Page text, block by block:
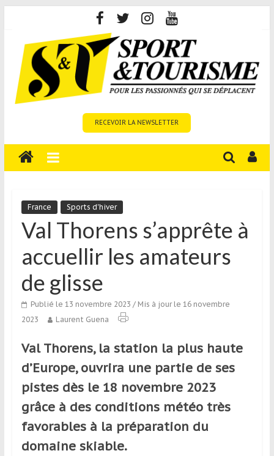
content
Tourisme
est
média
sur
tourisme
sportif
qui
s’adresse
aux
voyageurs
réguliers,
pratiquants,
passionnés
ou
simples
spectateurs
RECEVOIR LA NEWSLETTER
France Sports d'hiver
Val Thorens s’apprête à
accuellir les amateurs
de glisse
Publié le 13 novembre 2023 / Mis à jour le 16 novembre
2023
Laurent Guena
Val Thorens, la station la plus haute
d’Europe, ouvrira une partie de ses
pistes dès le 18 novembre 2023
grâce à des conditions météo très
favorables à la préparation du
domaine skiable.